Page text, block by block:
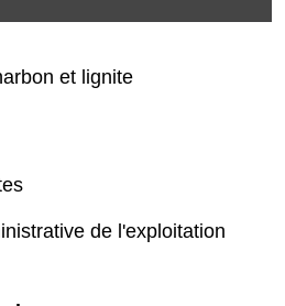
et lignite
de l'exploitation